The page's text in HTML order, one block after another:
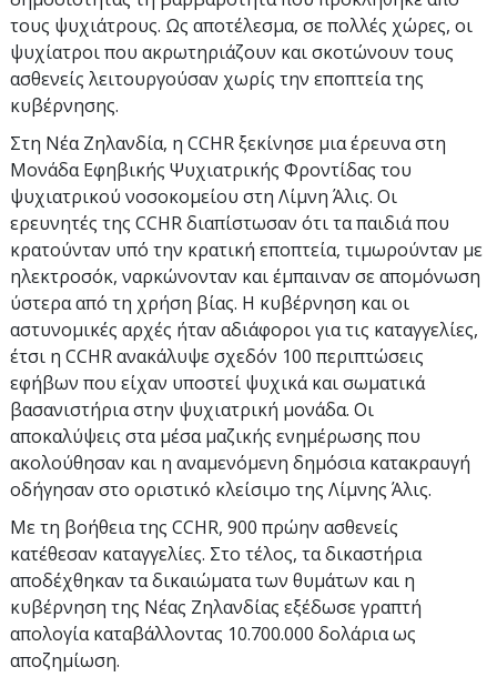
τους ψυχιάτρους. Ως αποτέλεσμα, σε πολλές χώρες, οι
ψυχίατροι που ακρωτηριάζουν και σκοτώνουν τους
ασθενείς λειτουργούσαν χωρίς την εποπτεία της
κυβέρνησης.
Στη Νέα Ζηλανδία, η CCHR ξεκίνησε μια έρευνα στη
Μονάδα Εφηβικής Ψυχιατρικής Φροντίδας του
ψυχιατρικού νοσοκομείου στη Λίμνη Άλις. Οι
ερευνητές της CCHR διαπίστωσαν ότι τα παιδιά που
κρατούνταν υπό την κρατική εποπτεία, τιμωρούνταν με
ηλεκτροσόκ, ναρκώνονταν και έμπαιναν σε απομόνωση
ύστερα από τη χρήση βίας. Η κυβέρνηση και οι
αστυνομικές αρχές ήταν αδιάφοροι για τις καταγγελίες,
έτσι η CCHR ανακάλυψε σχεδόν 100 περιπτώσεις
εφήβων που είχαν υποστεί ψυχικά και σωματικά
βασανιστήρια στην ψυχιατρική μονάδα. Οι
αποκαλύψεις στα μέσα μαζικής ενημέρωσης που
ακολούθησαν και η αναμενόμενη δημόσια κατακραυγή
οδήγησαν στο οριστικό κλείσιμο της Λίμνης Άλις.
Με τη βοήθεια της CCHR, 900 πρώην ασθενείς
κατέθεσαν καταγγελίες. Στο τέλος, τα δικαστήρια
αποδέχθηκαν τα δικαιώματα των θυμάτων και η
κυβέρνηση της Νέας Ζηλανδίας εξέδωσε γραπτή
απολογία καταβάλλοντας 10.700.000 δολάρια ως
αποζημίωση.